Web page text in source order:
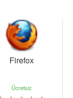
Firefox
Ücretsiz